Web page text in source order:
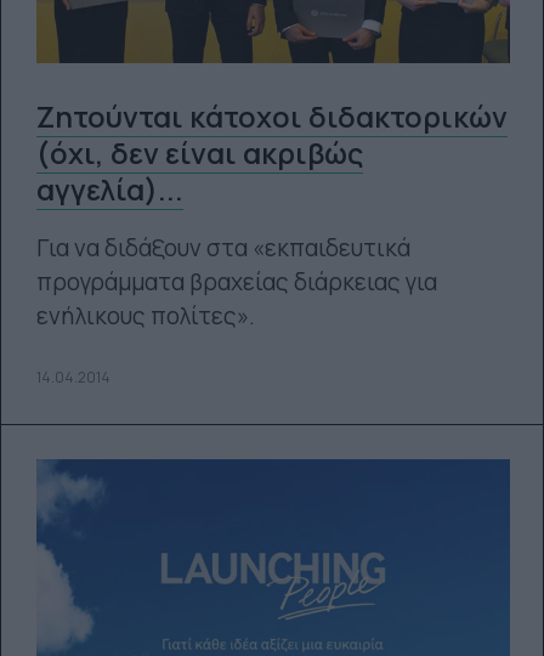
Ζητούνται κάτοχοι διδακτορικών
(όχι, δεν είναι ακριβώς
αγγελία)...
Για να διδάξουν στα «εκπαιδευτικά
προγράμματα βραχείας διάρκειας για
ενήλικους πολίτες».
14.04.2014